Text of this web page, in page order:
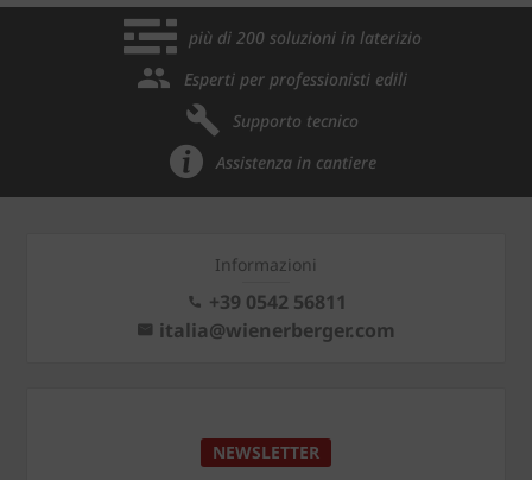
più di 200 soluzioni in laterizio
Esperti per professionisti edili
Supporto tecnico
Assistenza in cantiere
Informazioni
+39 0542 56811
italia@wienerberger.com
NEWSLETTER